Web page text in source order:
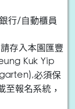
行/自動櫃員
存入本園匯豐
Kuk Yip
必須保
至報名系統，